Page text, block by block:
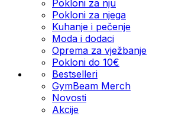
Pokloni za nju
Pokloni za njega
Kuhanje i pečenje
Moda i dodaci
Oprema za vježbanje
Pokloni do 10€
Bestselleri
GymBeam Merch
Novosti
Akcije